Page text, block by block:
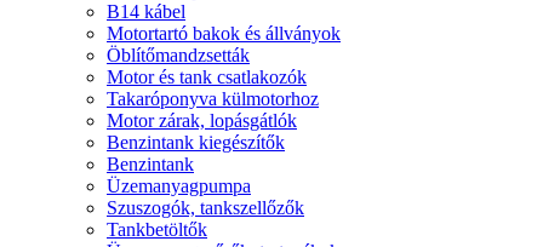
B14 kábel
Motortartó bakok és állványok
Öblítőmandzsetták
Motor és tank csatlakozók
Takaróponyva külmotorhoz
Motor zárak, lopásgátlók
Benzintank kiegészítők
Benzintank
Üzemanyagpumpa
Szuszogók, tankszellőzők
Tankbetöltők